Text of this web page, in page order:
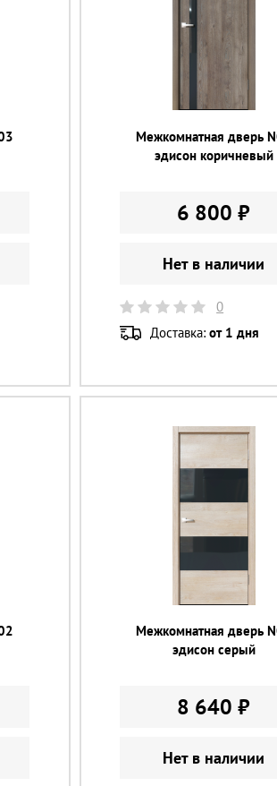
Межкомнатная дверь
эдисон коричневый
6 800 ₽
Нет в наличии
0
Доставка:от 1 дня
Межкомнатная дверь
эдисон серый
8 640 ₽
Нет в наличии